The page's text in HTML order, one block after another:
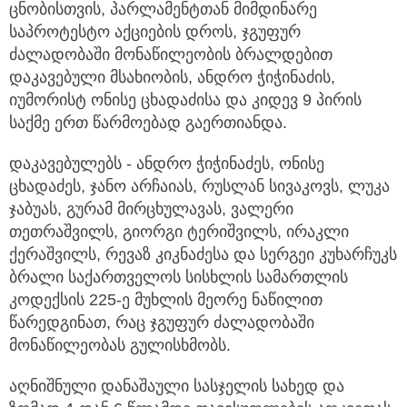
ცნობისთვის, პარლამენტთან მიმდინარე
საპროტესტო აქციების დროს, ჯგუფურ
ძალადობაში მონაწილეობის ბრალდებით
დაკავებული მსახიობის, ანდრო ჭიჭინაძის,
იუმორისტ ონისე ცხადაძისა და კიდევ 9 პირის
საქმე ერთ წარმოებად გაერთიანდა.
დაკავებულებს - ანდრო ჭიჭინაძეს, ონისე
ცხადაძეს, ჯანო არჩაიას, რუსლან სივაკოვს, ლუკა
ჯაბუას, გურამ მირცხულავას, ვალერი
თეთრაშვილს, გიორგი ტერიშვილს, ირაკლი
ქერაშვილს, რევაზ კიკნაძესა და სერგეი კუხარჩუკს
ბრალი საქართველოს სისხლის სამართლის
კოდექსის 225-ე მუხლის მეორე ნაწილით
წარედგინათ, რაც ჯგუფურ ძალადობაში
მონაწილეობას გულისხმობს.
აღნიშნული დანაშაული სასჯელის სახედ და